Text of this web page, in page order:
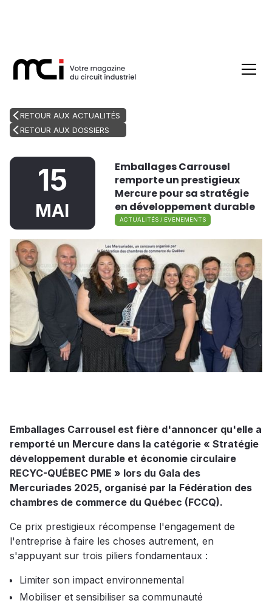
RETOUR AUX ACTUALITÉS
RETOUR AUX DOSSIERS
15
MAI
Emballages Carrousel
remporte un prestigieux
Mercure pour sa stratégie
en développement durable
ACTUALITÉS / EVÈNEMENTS
Emballages Carrousel est fière d'annoncer qu'elle a
remporté un Mercure dans la catégorie « Stratégie
développement durable et économie circulaire
RECYC-QUÉBEC PME » lors du Gala des
Mercuriades 2025, organisé par la Fédération des
chambres de commerce du Québec (FCCQ).
Ce prix prestigieux récompense l'engagement de
l'entreprise à faire les choses autrement, en
s'appuyant sur trois piliers fondamentaux :
Limiter son impact environnemental
Mobiliser et sensibiliser sa communauté